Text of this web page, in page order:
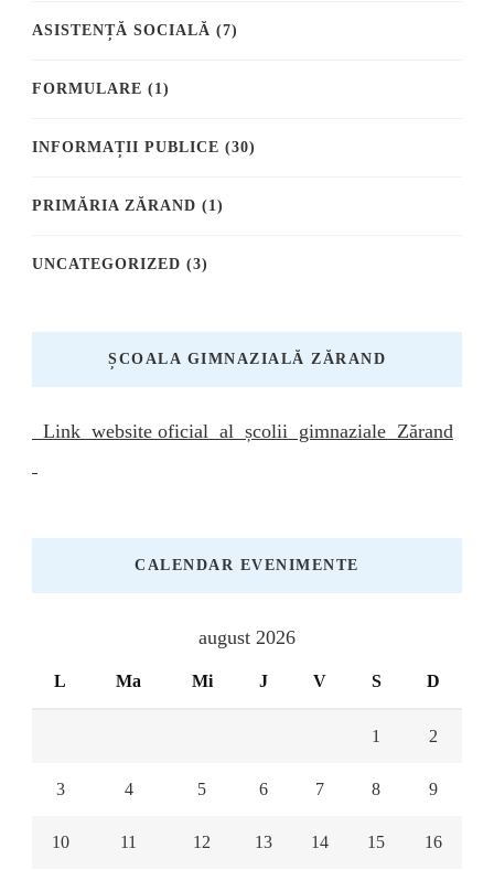
ASISTENȚĂ SOCIALĂ (7)
FORMULARE (1)
INFORMAȚII PUBLICE (30)
PRIMĂRIA ZĂRAND (1)
UNCATEGORIZED (3)
ȘCOALA GIMNAZIALĂ ZĂRAND
Link website oficial al școlii gimnaziale Zărand
CALENDAR EVENIMENTE
august 2026
L Ma Mi J V S D
1 2
3 4 5 6 7 8 9
10 11 12 13 14 15 16